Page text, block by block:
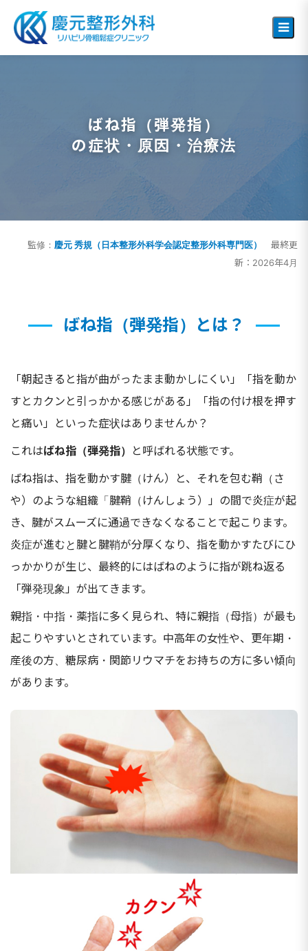
ばね指（弾発指）
の症状・原因・治療法
監修： 慶元 秀規（日本整形外科学会認定整形外科専門医）
最終更
新：2026年4月
ばね指（弾発指）とは？
「朝起きると指が曲がったまま動かしにくい」「指を動か
すとカクンと引っかかる感じがある」「指の付け根を押す
と痛い」といった症状はありませんか？
これはばね指（弾発指） と呼ばれる状態です。
ばね指は、指を動かす腱（けん）と、それを包む鞘（さ
や）のような組織「腱鞘（けんしょう）」の間で炎症が起
き、腱がスムーズに通過できなくなることで起こります。
炎症が進むと腱と腱鞘が分厚くなり、指を動かすたびにひ
っかかりが生じ、最終的にはばねのように指が跳ね返る
「弾発現象」が出てきます。
親指・中指・薬指に多く見られ、特に親指（母指）が最も
起こりやすいとされています。中高年の女性や、更年期・
産後の方、糖尿病・関節リウマチをお持ちの方に多い傾向
があります。